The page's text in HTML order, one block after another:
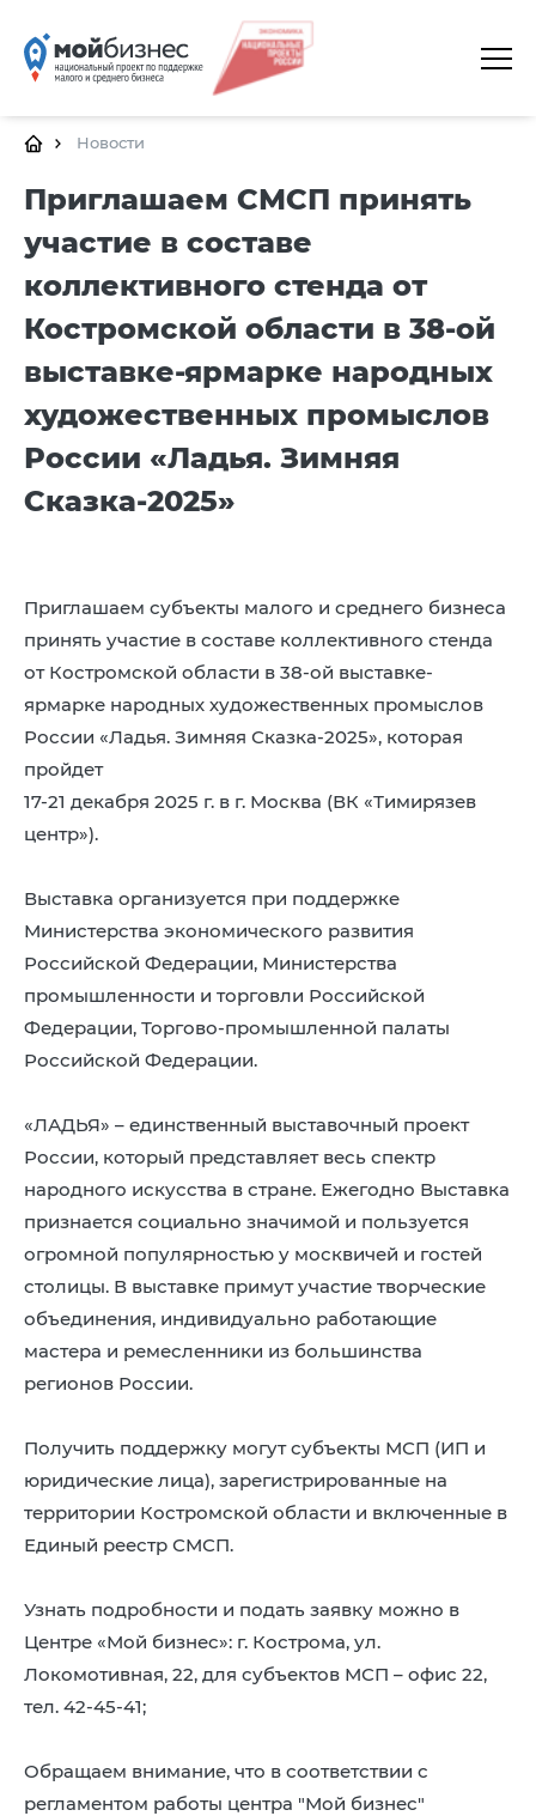
ЛИЧНЫЙ КАБИНЕТ
ГЛАВНАЯ
ГАЛЕРЕЯ
ЦЕНТРЫ
КАЛЕНДАРЬ МЕРОПРИЯТИЙ
ДОКУМЕНТЫ
ПОЛЕЗНЫЕ ССЫЛКИ
Новости
Приглашаем СМСП принять
участие в составе
коллективного стенда от
Костромской области в 38-ой
выставке-ярмарке народных
художественных промыслов
России «Ладья. Зимняя
Сказка-2025»
Приглашаем субъекты малого и среднего бизнеса
принять участие в составе коллективного стенда
от Костромской области в 38-ой выставке-
ярмарке народных художественных промыслов
России «Ладья. Зимняя Сказка-2025», которая
пройдет
17-21 декабря 2025 г. в г. Москва (ВК «Тимирязев
центр»).
Выставка организуется при поддержке
Министерства экономического развития
Российской Федерации, Министерства
промышленности и торговли Российской
Федерации, Торгово-промышленной палаты
Российской Федерации.
«ЛАДЬЯ» – единственный выставочный проект
России, который представляет весь спектр
народного искусства в стране. Ежегодно Выставка
признается социально значимой и пользуется
огромной популярностью у москвичей и гостей
столицы. В выставке примут участие творческие
объединения, индивидуально работающие
мастера и ремесленники из большинства
регионов России.
Получить поддержку могут субъекты МСП (ИП и
юридические лица), зарегистрированные на
территории Костромской области и включенные в
Единый реестр СМСП.
Узнать подробности и подать заявку можно в
Центре «Мой бизнес»: г. Кострома, ул.
Локомотивная, 22, для субъектов МСП – офис 22,
тел. 42-45-41;
Обращаем внимание, что в соответствии с
регламентом работы центра "Мой бизнес"